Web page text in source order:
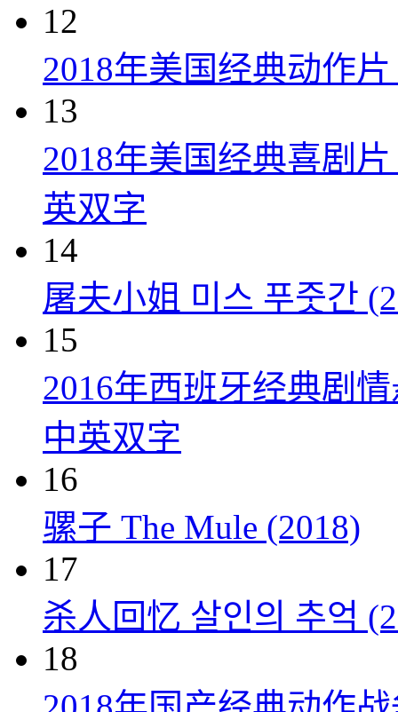
12
2018年美国经典动作
13
2018年美国经典喜剧
英双字
14
屠夫小姐 미스 푸줏간
15
2016年西班牙经典剧
中英双字
16
骡子 The Mule (2018)
17
杀人回忆 살인의 추억
18